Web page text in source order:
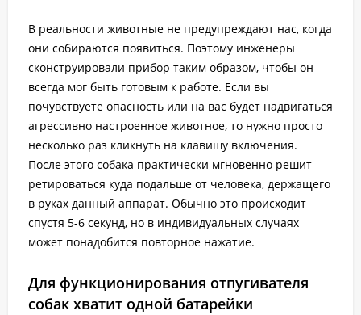
В реальности животные не предупреждают нас, когда
они собираются появиться. Поэтому инженеры
сконструировали прибор таким образом, чтобы он
всегда мог быть готовым к работе. Если вы
почувствуете опасность или на вас будет надвигаться
агрессивно настроенное животное, то нужно просто
несколько раз кликнуть на клавишу включения.
После этого собака практически мгновенно решит
ретироваться куда подальше от человека, держащего
в руках данный аппарат. Обычно это происходит
спустя 5-6 секунд, но в индивидуальных случаях
может понадобится повторное нажатие.
Для функционирования отпугивателя
собак хватит одной батарейки